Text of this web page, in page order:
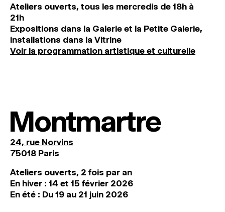
Ateliers ouverts, tous les mercredis de 18h à
21h
Expositions dans la Galerie et la Petite Galerie,
installations dans la Vitrine
Voir la programmation artistique et culturelle
Montmartre
24, rue Norvins
75018 Paris
Ateliers ouverts, 2 fois par an
En hiver : 14 et 15 février 2026
En été : Du 19 au 21 juin 2026